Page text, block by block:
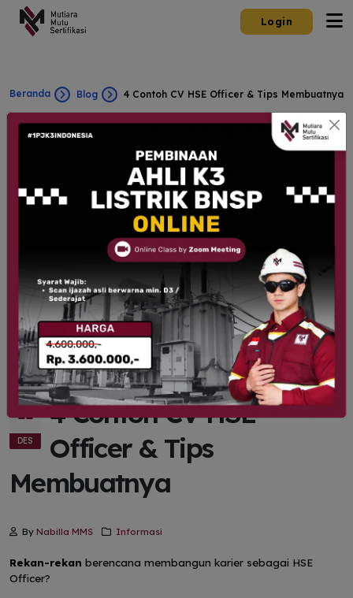
Login
Beranda Blog 4 Contoh CV HSE Officer & Tips Membuatnya
11
DES
4 Contoh CV HSE
Officer & Tips
Membuatnya
By Nabilla MMS Informasi
Rekan-rekan berencana membangun karier sebagai HSE
Officer?